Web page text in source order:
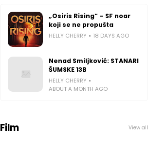
„Osiris Rising“ – SF noar
koji se ne propušta
HELLY CHERRY 18 DAYS AGO
Nenad Smiljković: STANARI
ŠUMSKE 13B
HELLY CHERRY
ABOUT A MONTH AGO
Film View all